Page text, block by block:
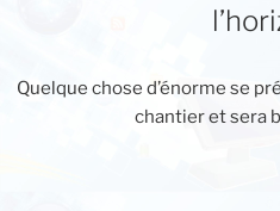
Quelque chose d’énorme se
chantier et sera